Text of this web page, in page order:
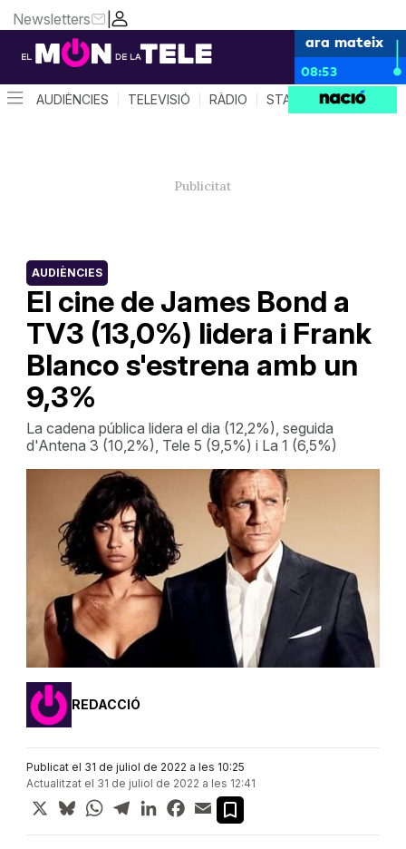
|
Newsletters
ara mateix
08:53
AUDIÈNCIES TELEVISIÓ RÀDIO STAR SYSTEM
El cine de James Bond a
TV3 (13,0%) lidera i Frank
Blanco s'estrena amb un
9,3%
AUDIÈNCIES
La cadena pública lidera el dia (12,2%), seguida
d'Antena 3 (10,2%), Tele 5 (9,5%) i La 1 (6,5%)
REDACCIÓ
Publicat el 31 de juliol de 2022 a les 10:25
Actualitzat el 31 de juliol de 2022 a les 12:41
X BlueskyWhatsApp
TelegramLinkedInFacebook
Email